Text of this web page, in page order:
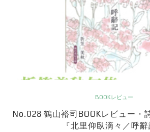
BOOKレビュー
No.028 鶴山裕司BOOKレビュー・
『北里仰臥滴々／呼辭